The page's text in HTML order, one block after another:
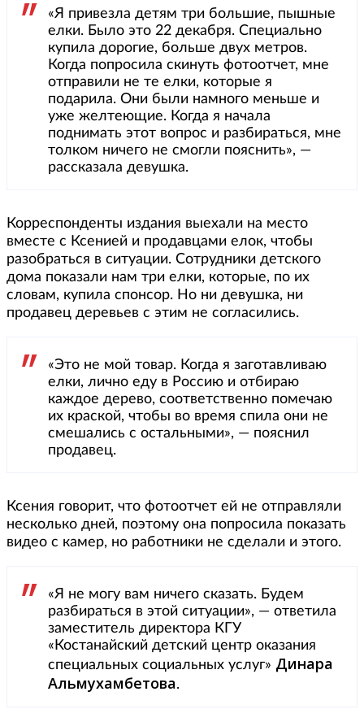
«Я привезла детям три большие, пышные
елки. Было это 22 декабря. Специально
купила дорогие, больше двух метров.
Когда попросила скинуть фотоотчет, мне
отправили не те елки, которые я
подарила. Они были намного меньше и
уже желтеющие. Когда я начала
поднимать этот вопрос и разбираться, мне
толком ничего не смогли пояснить», —
рассказала девушка.
Корреспонденты издания выехали на место
вместе с Ксенией и продавцами елок, чтобы
разобраться в ситуации. Сотрудники детского
дома показали нам три елки, которые, по их
словам, купила спонсор. Но ни девушка, ни
продавец деревьев с этим не согласились.
«Это не мой товар. Когда я заготавливаю
елки, лично еду в Россию и отбираю
каждое дерево, соответственно помечаю
их краской, чтобы во время спила они не
смешались с остальными», — пояснил
продавец.
Ксения говорит, что фотоотчет ей не отправляли
несколько дней, поэтому она попросила показать
видео с камер, но работники не сделали и этого.
«Я не могу вам ничего сказать. Будем
разбираться в этой ситуации», — ответила
заместитель директора КГУ
«Костанайский детский центр оказания
специальных социальных услуг» Динара
Альмухамбетова.